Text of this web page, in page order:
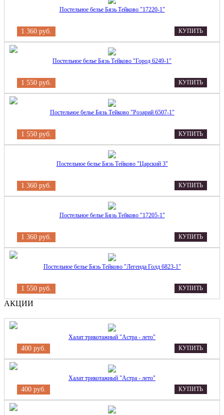
Постельное белье Бязь Тейково "17220-1"
1 360 руб. КУПИТЬ
Постельное белье Бязь Тейково "Город 6249-1"
1 550 руб. КУПИТЬ
Постельное белье Бязь Тейково "Розарий 6507-1"
1 550 руб. КУПИТЬ
Постельное белье Бязь Тейково "Царский 3"
1 360 руб. КУПИТЬ
Постельное белье Бязь Тейково "17205-1"
1 360 руб. КУПИТЬ
Постельное белье Бязь Тейково "Легенда Голд 6823-1"
1 550 руб. КУПИТЬ
АКЦИИ
Халат трикотажный "Астра - лето"
400 руб. КУПИТЬ
Халат трикотажный "Астра - лето"
400 руб. КУПИТЬ